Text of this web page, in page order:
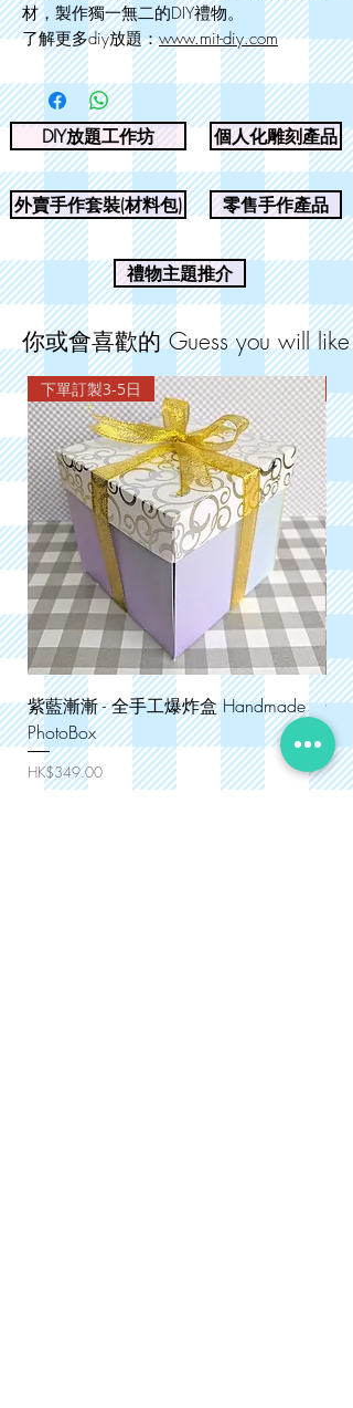
材，製作獨一無二的DIY禮物。
了解更多diy放題：www.mit-diy.com
DIY放題工作坊 個人化雕刻產品
外賣手作套裝(材料包) 零售手作產品
禮物主題推介
你或會喜歡的 Guess you will like
下單訂製3-5日
紫藍漸漸 - 全手工爆炸盒 Handmade
PhotoBox
價格
HK$349.00
金
價格